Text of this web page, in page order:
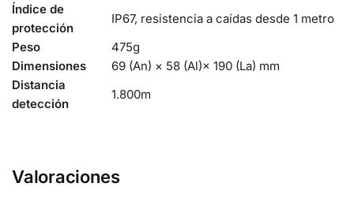
Índice de
protección
IP67, resistencia a caídas desde 1 metro
Peso
475g
Dimensiones
69 (An) × 58 (Al)× 190 (La) mm
Distancia
detección
1.800m
Valoraciones